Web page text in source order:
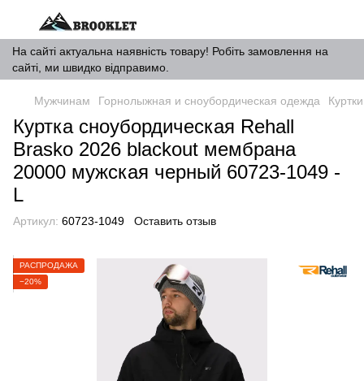
На сайті актуальна наявність товару! Робіть замовлення на
сайті, ми швидко відправимо.
Мужчинам Горнолыжная и сноубордическая одежда
Куртка сноубордическая Rehall
Brasko 2026 blackout мембрана
20000 мужская черный 60723-1049 -
L
Артикул: 60723-1049 Оставить отзыв
РАСПРОДАЖА
−20%